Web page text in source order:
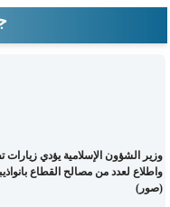
وزير الشؤون الإسلامية يؤدي زيارات
واطلاع لعدد من مصالح القطاع
(صور)